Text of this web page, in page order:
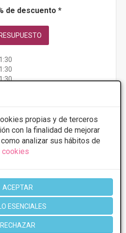
propias y de terceros
con la finalidad de mejorar
analizar sus hábitos de
cookies
ACEPTAR
ESENCIALES
RECHAZAR
de descuento *
15:00
1 de 1
descuento puede variar en función del
Consulte los centros para conocer las